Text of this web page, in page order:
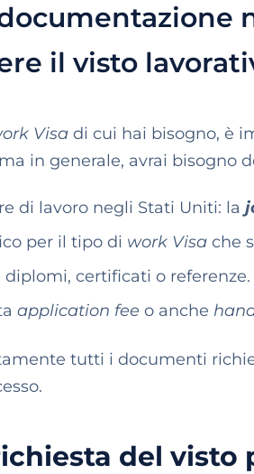
il visto
Visa di cui hai bisogno, è
in generale, avrai bisogno
di lavoro negli Stati Uniti: la
per il tipo di work Visache
diplomi, certificati o referenze.
application fee o anche
tutti i documenti
del visto